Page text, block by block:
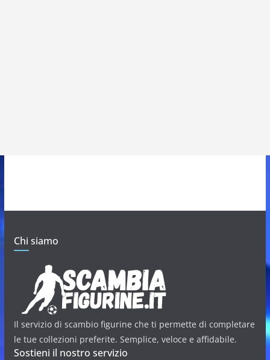
Chi siamo
Il servizio di scambio figurine che ti permette di completare
le tue collezioni preferite. Semplice, veloce e affidabile.
Sostieni il nostro servizio